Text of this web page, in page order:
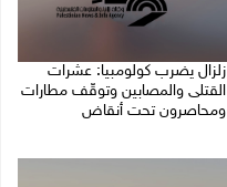
زلزال يضرب كولومبيا: عشرات
القتلى والمصابين وتوقّف مطارات
ومحاصرون تحت أنقاض